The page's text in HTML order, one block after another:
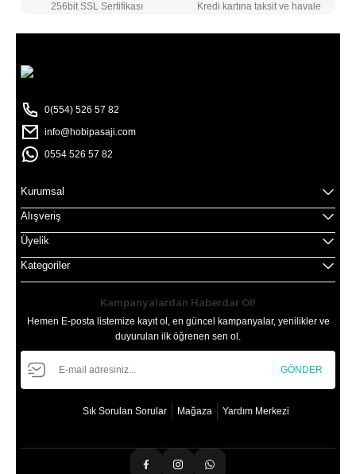
256bit SSL Sertifikası Kredi kartına taksit ve havale
0(554) 526 57 82
info@hobipasaji.com
0554 526 57 82
Kurumsal
Alışveriş
Üyelik
Kategoriler
Kampanyalardan Haberdar Ol!
Hemen E-posta listemize kayıt ol, en güncel kampanyalar, yenilikler ve
duyuruları ilk öğrenen sen ol.
GÖNDER
Sık Sorulan Sorular Mağaza Yardım Merkezi